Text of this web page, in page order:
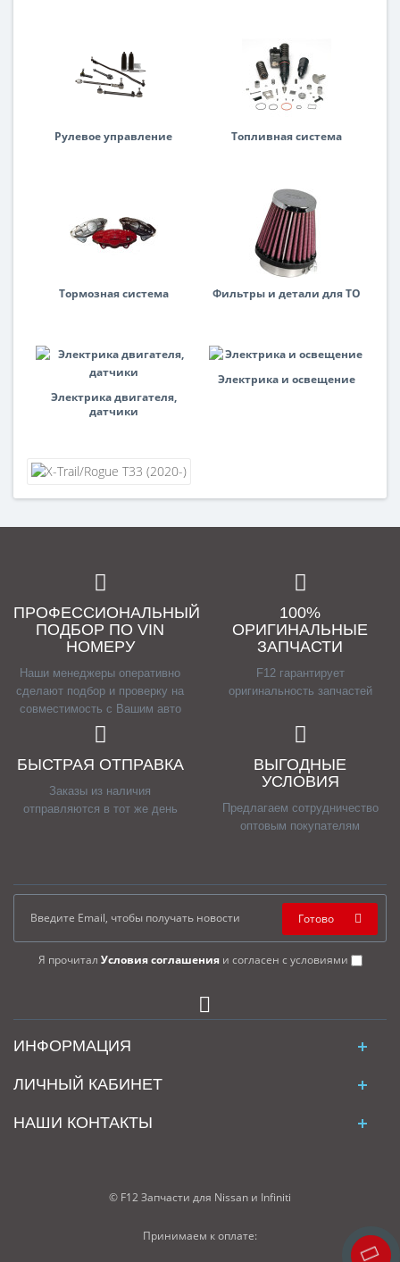
Рулевое управление Топливная система
Тормозная система Фильтры и детали для ТО
Электрика двигателя,
датчики
Электрика и освещение
ПРОФЕССИОНАЛЬНЫЙ
ПОДБОР ПО VIN
НОМЕРУ
Наши менеджеры оперативно
сделают подбор и проверку на
совместимость с Вашим авто
100%
ОРИГИНАЛЬНЫЕ
ЗАПЧАСТИ
F12 гарантирует
оригинальность запчастей
БЫСТРАЯ ОТПРАВКА
Заказы из наличия
отправляются в тот же день
ВЫГОДНЫЕ
УСЛОВИЯ
Предлагаем сотрудничество
оптовым покупателям
Я прочитал Условия соглашенияи согласен с условиями
Готово
ИНФОРМАЦИЯ
ЛИЧНЫЙ КАБИНЕТ
НАШИ КОНТАКТЫ
© F12 Запчасти для Nissan и Infiniti
Принимаем к оплате: